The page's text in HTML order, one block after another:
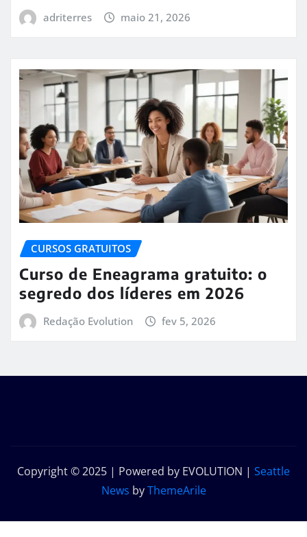
adriterres maio 21, 2026
CURSOS GRATUITOS
Curso de Eneagrama gratuito: o
segredo dos líderes em 2026
Redação Evolution fev 5, 2026
Copyright © 2025 | Powered by EVOLUTION | Seattle
News byThemeArile